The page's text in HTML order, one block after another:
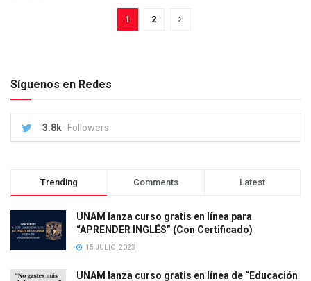
1 2
Síguenos en Redes
3.8k Followers
Trending Comments Latest
UNAM lanza curso gratis en línea para
“APRENDER INGLÉS” (Con Certificado)
15 JULIO, 2023
UNAM lanza curso gratis en línea de “Educación